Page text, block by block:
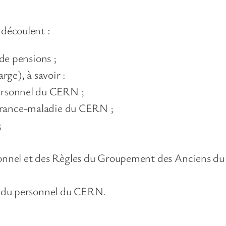
:
pensions ;
à savoir :
du CERN ;
maladie du CERN ;
et des Règles du Groupement des Anciens
personnel du CERN.